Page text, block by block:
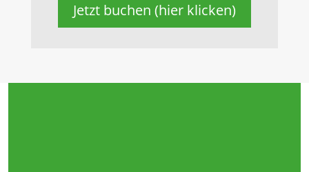
Jetzt buchen (hier klicken)